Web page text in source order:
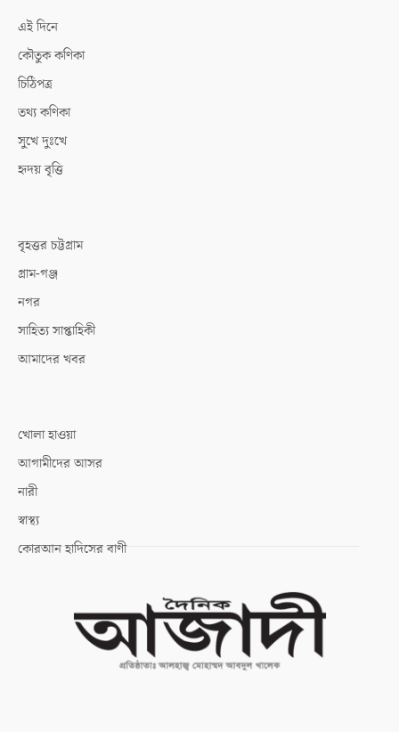
এই দিনে
কৌতুক কণিকা
চিঠিপত্র
তথ্য কণিকা
সুখে দুঃখে
হৃদয় বৃত্তি
বৃহত্তর চট্টগ্রাম
গ্রাম-গঞ্জ
নগর
সাহিত্য সাপ্তাহিকী
আমাদের খবর
খোলা হাওয়া
আগামীদের আসর
নারী
স্বাস্থ্য
কোরআন হাদিসের বাণী